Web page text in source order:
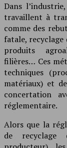
Dans
travaillent à
comme des
fatale, recyclage
produits
filières… Ces
techniques
matériaux) et
concertation
réglementaire.
Alors que la
de recyclage